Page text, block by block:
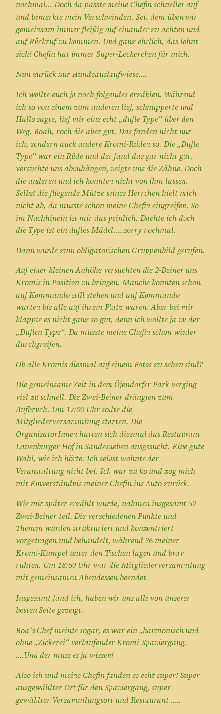
nochmal… Doch da passte meine Chefin schneller auf
und bemerkte mein Verschwinden. Seit dem üben wir
gemeinsam immer fleißig auf einander zu achten und
auf Rückruf zu kommen. Und ganz ehrlich, das lohnt
sich! Chefin hat immer Super-Leckerchen für mich.
Nun zurück zur Hundeauslaufwiese….
Ich wollte euch ja noch folgendes erzählen. Während
ich so von einem zum anderen lief, schnupperte und
Hallo sagte, lief mir eine echt „dufte Type“ über den
Weg. Boah, roch die aber gut. Das fanden nicht nur
ich, sondern auch andere Kromi-Rüden so. Die „Dufte
Type“ war ein Rüde und der fand das gar nicht gut,
versuchte uns abzuhängen, zeigte uns die Zähne. Doch
die anderen und ich konnten nicht von ihm lassen.
Selbst die fliegende Mütze seines Herrchen hielt mich
nicht ab, da musste schon meine Chefin eingreifen. So
im Nachhinein ist mir das peinlich. Dachte ich doch
die Type ist ein duftes Mädel…..sorry nochmal.
Dann wurde zum obligatorischen Gruppenbild gerufen.
Auf einer kleinen Anhöhe versuchten die 2-Beiner uns
Kromis in Position zu bringen. Manche konnten schon
auf Kommando still stehen und auf Kommando
warten bis alle auf ihrem Platz waren. Aber bei mir
klappte es nicht ganz so gut, denn ich wollte ja zu der
„Duften Type“. Da musste meine Chefin schon wieder
durchgreifen.
Ob alle Kromis diesmal auf einem Fotos zu sehen sind?
Die gemeinsame Zeit in dem Öjendorfer Park verging
viel zu schnell. Die Zwei-Beiner drängten zum
Aufbruch. Um 17:00 Uhr sollte die
Mitgliederversammlung starten. Die
OrganisatorInnen hatten sich diesmal das Restaurant
Lauenburger Hof in Sandesneben ausgesucht. Eine gute
Wahl, wie ich hörte. Ich selbst wohnte der
Veranstaltung nicht bei. Ich war zu ko und zog mich
mit Einverständnis meiner Chefin ins Auto zurück.
Wie mir später erzählt wurde, nahmen insgesamt 52
Zwei-Beiner teil. Die verschiedenen Punkte und
Themen wurden strukturiert und konzentriert
vorgetragen und behandelt, während 26 meiner
Kromi-Kumpel unter den Tischen lagen und brav
ruhten. Um 18:50 Uhr war die Mitgliederversammlung
mit gemeinsamen Abendessen beendet.
Insgesamt fand ich, haben wir uns alle von unserer
besten Seite gezeigt.
Boa´s Chef meinte sogar, es war ein „harmonisch und
ohne „Zickerei“ verlaufender Kromi-Spaziergang.
….Und der muss es ja wissen!
Also ich und meine Chefin fanden es echt super! Super
ausgewählter Ort für den Spaziergang, super
gewählter Versammlungsort und Restaurant …..